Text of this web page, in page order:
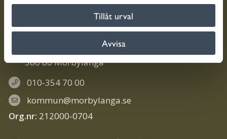
Tillåt urval
Avvisa
Kontakt
386 80 Mörbylånga
010-354 70 00
kommun@morbylanga.se
Org.nr: 212000-0704